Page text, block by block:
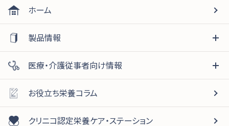
ホーム
製品情報
医療・介護従事者向け情報
お役立ち栄養コラム
クリニコ認定栄養ケア・ステーション